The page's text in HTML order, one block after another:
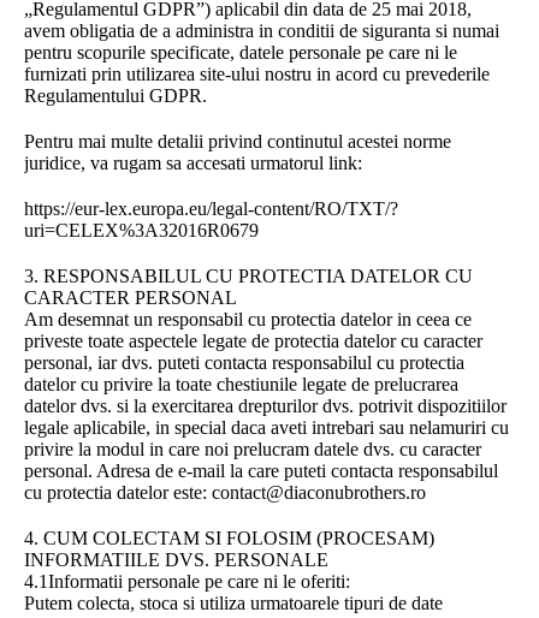
„Regulamentul GDPR”) aplicabil din data de 25 mai 2018,
avem obligatia de a administra in conditii de siguranta si numai
pentru scopurile specificate, datele personale pe care ni le
furnizati prin utilizarea site-ului nostru in acord cu prevederile
Regulamentului GDPR.
Pentru mai multe detalii privind continutul acestei norme
juridice, va rugam sa accesati urmatorul link:
https://eur-lex.europa.eu/legal-content/RO/TXT/?
uri=CELEX%3A32016R0679
3. RESPONSABILUL CU PROTECTIA DATELOR CU
CARACTER PERSONAL
Am desemnat un responsabil cu protectia datelor in ceea ce
priveste toate aspectele legate de protectia datelor cu caracter
personal, iar dvs. puteti contacta responsabilul cu protectia
datelor cu privire la toate chestiunile legate de prelucrarea
datelor dvs. si la exercitarea drepturilor dvs. potrivit dispozitiilor
legale aplicabile, in special daca aveti intrebari sau nelamuriri cu
privire la modul in care noi prelucram datele dvs. cu caracter
personal. Adresa de e-mail la care puteti contacta responsabilul
cu protectia datelor este: contact@diaconubrothers.ro
4. CUM COLECTAM SI FOLOSIM (PROCESAM)
INFORMATIILE DVS. PERSONALE
4.1Informatii personale pe care ni le oferiti:
Putem colecta, stoca si utiliza urmatoarele tipuri de date